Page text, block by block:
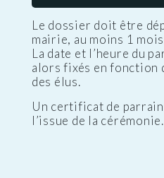
Le dossier doit être
mairie, au moins 1
La date et l’heure du
alors fixés en fonction
des élus.
Un certificat de
l’issue de la cérémonie.